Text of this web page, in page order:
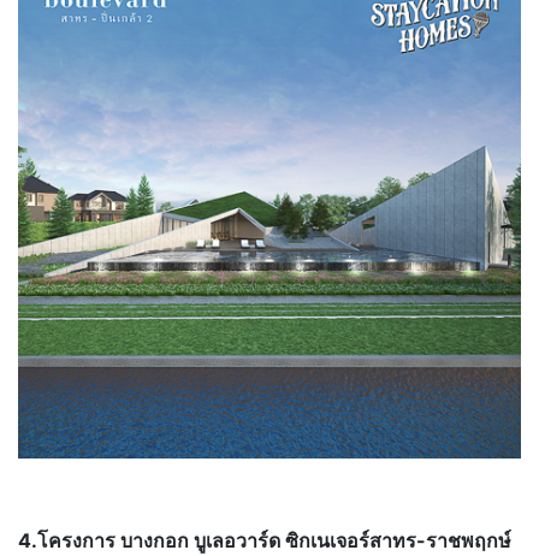
4.โครงการ บางกอก บูเลอวาร์ด ซิกเนเจอร์สาทร-ราชพฤกษ์